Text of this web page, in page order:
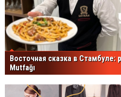
Восточная сказка в Стамбуле:
Mutfağı